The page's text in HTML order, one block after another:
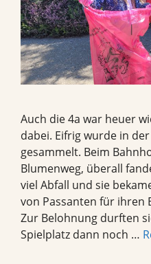
Auch die 4a war heuer
dabei. Eifrig wurde in
gesammelt. Beim
Blumenweg, überall
viel Abfall und sie
von Passanten für ihren
Zur Belohnung durften
Spielplatz dann noch …